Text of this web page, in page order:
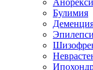
Булимия